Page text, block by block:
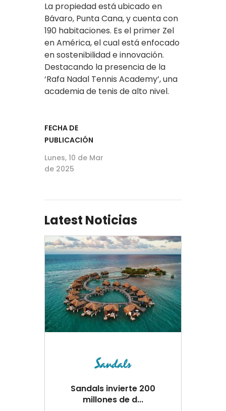
La propiedad está ubicado en
Bávaro, Punta Cana, y cuenta con
190 habitaciones. Es el primer Zel
en América, el cual está enfocado
en sostenibilidad e innovación.
Destacando la presencia de la
‘Rafa Nadal Tennis Academy’, una
academia de tenis de alto nivel.
FECHA DE
PUBLICACIÓN
Lunes, 10 de Mar
de 2025
Latest Noticias
Sandals invierte 200
millones de d...